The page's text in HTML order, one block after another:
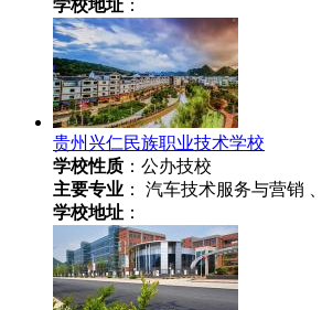
学校地址 ：
贵州兴仁民族职业技术学校
学校性质 ：公办技校
主要专业 ： 汽车技术服务与营销
学校地址 ：